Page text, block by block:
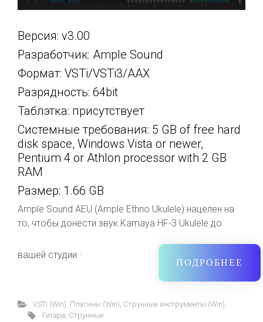
Версия: v3.00
Разработчик: Ample Sound
Формат: VSTi/VSTi3/AAX
Разрядность: 64bit
Таблэтка: присутствует
Системные требования: 5 GB of free hard
disk space, Windows Vista or newer,
Pentium 4 or Athlon processor with 2 GB
RAM
Размер: 1.66 GB
Ample Sound AEU (Ample Ethno Ukulele) нацелен на
то, чтобы донести звук Kamaya HF-3 Ukulele до
вашей студии.·
ПОДРОБНЕЕ
VSTi (Win) Плагины (Win) Струнные инструменты (Win)
Гитара Струнные